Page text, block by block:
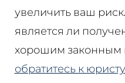
увеличить ваш
является ли
хорошим законным
обратитесь к